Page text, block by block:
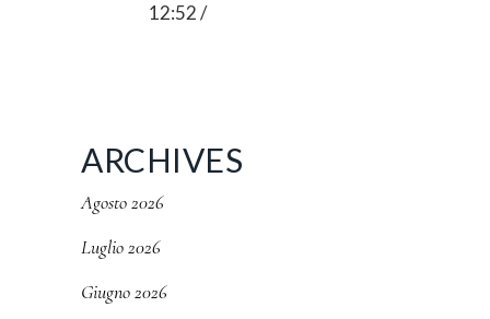
12:52 /
ARCHIVES
Agosto 2026
Luglio 2026
Giugno 2026